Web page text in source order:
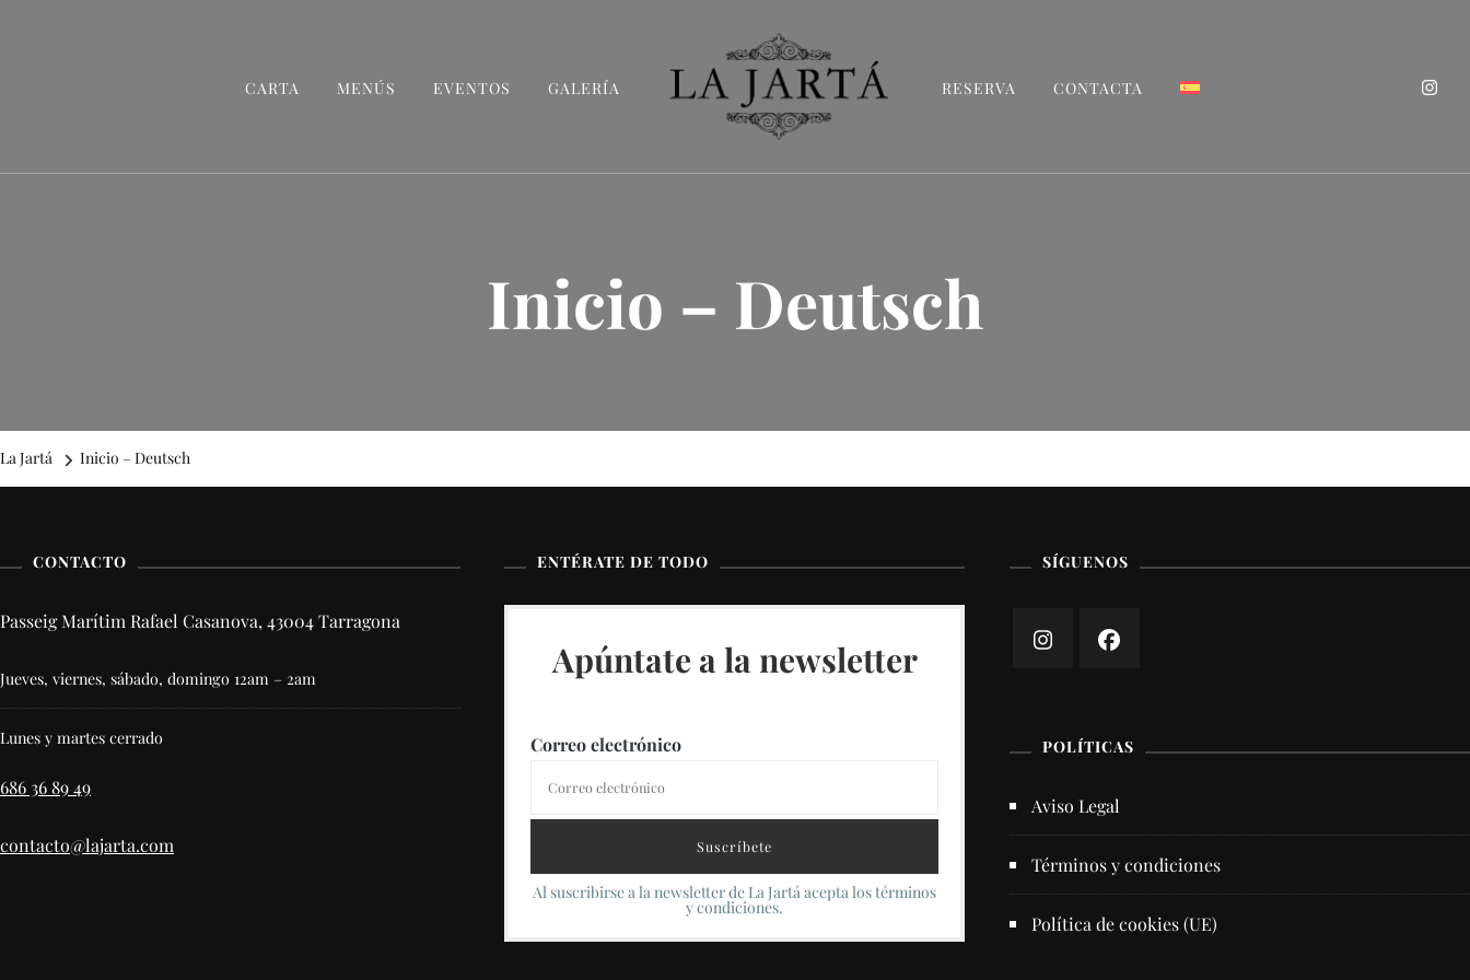
CARTA MENÚS EVENTOS GALERÍA RESERVA CONTACTA
Inicio – Deutsch
La Jartá Inicio – Deutsch
CONTACTO
Passeig Marítim Rafael Casanova, 43004 Tarragona
Jueves, viernes, sábado, domingo 12am – 2am
Lunes y martes cerrado
686 36 89 49
contacto@lajarta.com
ENTÉRATE DE TODO
Apúntate a la newsletter
Correo electrónico
Al suscribirse a la newsletter de La Jartá acepta los términos
y condiciones.
SÍGUENOS
POLÍTICAS
Aviso Legal
Términos y condiciones
Política de cookies (UE)